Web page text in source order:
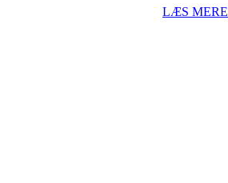
LÆS MERE